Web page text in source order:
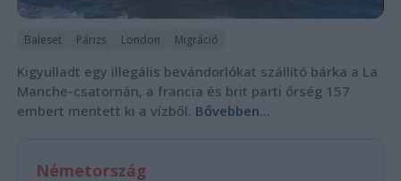
Baleset Párizs London Migráció
Kigyulladt egy illegális bevándorlókat szállító bárka a La
Manche-csatornán, a francia és brit parti őrség 157
embert mentett ki a vízből. Bővebben...
Németország